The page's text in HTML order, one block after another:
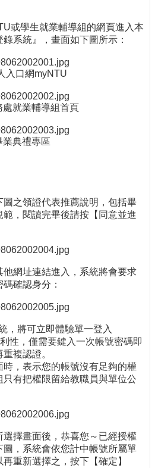
或學生就業輔導組的網頁進入本
系統』，畫面如下圖所示：
入口網myNTU
處就業輔導組首頁
業典禮專區
之領證代表推薦說明，包括畢
，閱讀完畢後請按【同意並進
網址連結進入，系統將會要求
確認身分：
，將可立即體驗單一登入
性，僅需要鍵入一次帳號密碼即
複認證。
，表示您的帳號沒有足夠的權
有把權限留給教職員與單位公
擇畫面後，恭喜您～已經授權
，系統會依您計中帳號所屬單
重新選擇之，按下【確定】